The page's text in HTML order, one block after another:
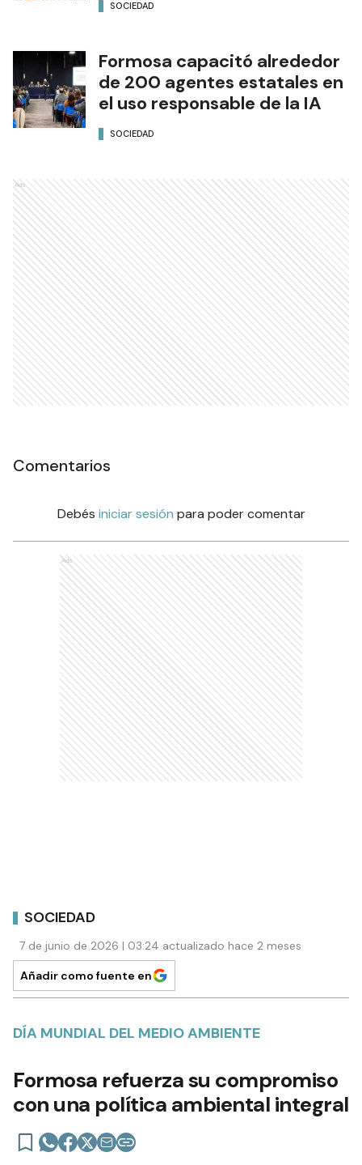
SOCIEDAD
Formosa capacitó alrededor
de 200 agentes estatales en
el uso responsable de la IA
SOCIEDAD
Ads
Comentarios
Debés iniciar sesión para poder comentar
Ads
SOCIEDAD
7 de junio de 2026 | 03:24 actualizado hace 2 meses
Añadir como fuente en
DÍA MUNDIAL DEL MEDIO AMBIENTE
Formosa refuerza su compromiso
con una política ambiental integral